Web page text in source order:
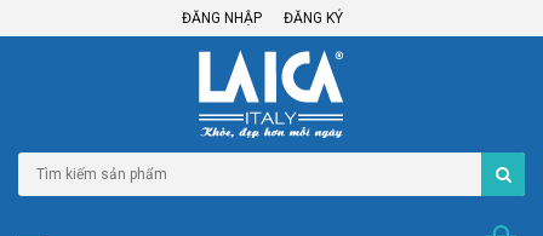
ĐĂNG NHẬP ĐĂNG KÝ